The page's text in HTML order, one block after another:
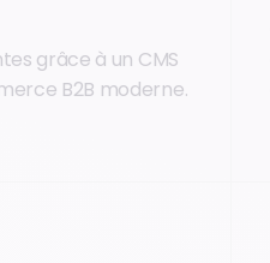
grâce à un CMS
B2B moderne.